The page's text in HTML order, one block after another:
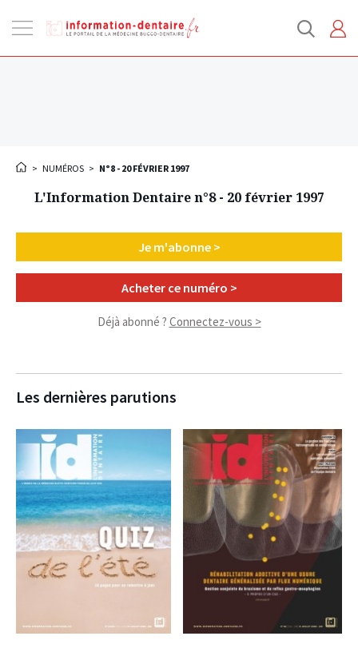
la
> NUMÉROS > N°8 - 20 FÉVRIER 1997
L'Information Dentaire n°8 - 20 février 1997
Je m'abonne >
Acheter ce numéro >
Déjà abonné ? Connectez-vous >
Les dernières parutions